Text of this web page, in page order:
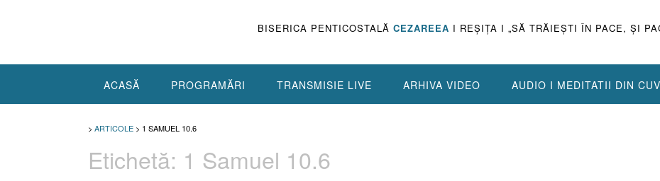
BISERICA PENTICOSTALĂ CEZAREEA I REŞIŢA I „SĂ TRĂIEŞTI ÎN PACE, ŞI
ACASĂ PROGRAMĂRI TRANSMISIE LIVE ARHIVA VIDEO AUDIO I MEDITATII DIN
> ARTICOLE > 1 SAMUEL 10.6
Etichetă: 1 Samuel 10.6